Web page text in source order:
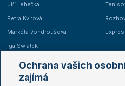
Jiří Lehečka
Petra Kvitová
Markéta Vondroušová
Iga Swiatek
Žebříčky
Ochrana vašich
zajímá